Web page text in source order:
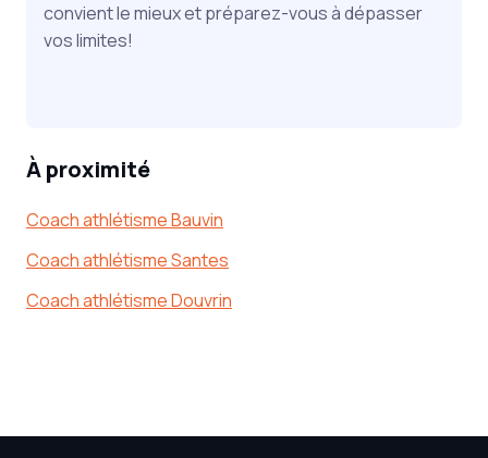
convient le mieux et préparez-vous à dépasser
vos limites!
À proximité
Coach athlétisme Bauvin
Coach athlétisme Santes
Coach athlétisme Douvrin